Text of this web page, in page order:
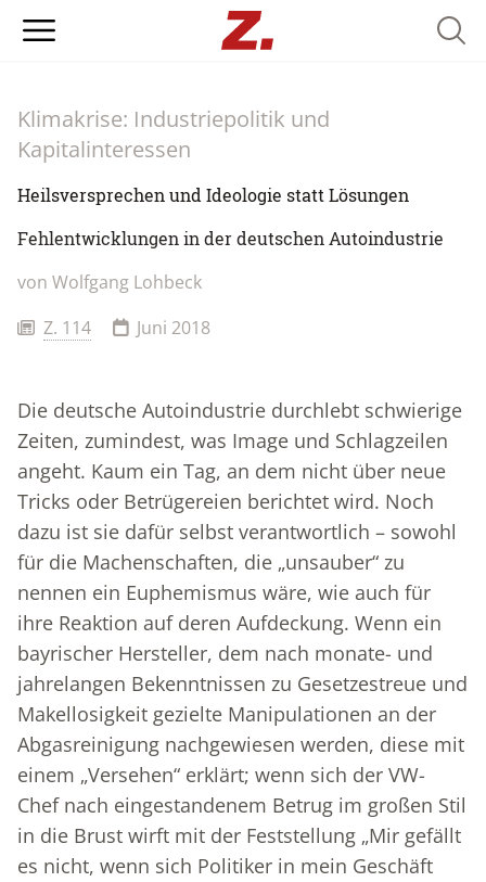
Klimakrise: Industriepolitik und
Kapitalinteressen
Heilsversprechen und Ideologie statt Lösungen
Fehlentwicklungen in der deutschen Autoindustrie
von Wolfgang Lohbeck
Z. 114
Juni 2018
Die deutsche Autoindustrie durchlebt schwierige
Zeiten, zumindest, was Image und Schlagzeilen
angeht. Kaum ein Tag, an dem nicht über neue
Tricks oder Betrügereien berichtet wird. Noch
dazu ist sie dafür selbst verantwortlich – sowohl
für die Machenschaften, die „unsauber“ zu
nennen ein Euphemismus wäre, wie auch für
ihre Reaktion auf deren Aufdeckung. Wenn ein
bayrischer Hersteller, dem nach monate- und
jahrelangen Bekenntnissen zu Gesetzestreue und
Makellosigkeit gezielte Manipulationen an der
Abgasreinigung nachgewiesen werden, diese mit
einem „Versehen“ erklärt; wenn sich der VW-
Chef nach eingestandenem Betrug im großen Stil
in die Brust wirft mit der Feststellung „Mir gefällt
es nicht, wenn sich Politiker in mein Geschäft